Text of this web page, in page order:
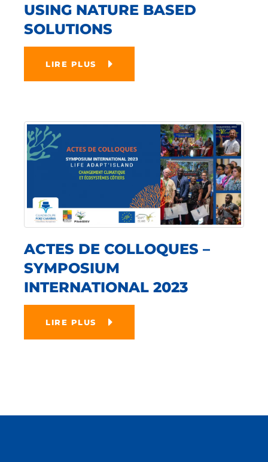
USING NATURE BASED
SOLUTIONS
LIRE PLUS
ACTES DE COLLOQUES –
SYMPOSIUM
INTERNATIONAL 2023
LIRE PLUS